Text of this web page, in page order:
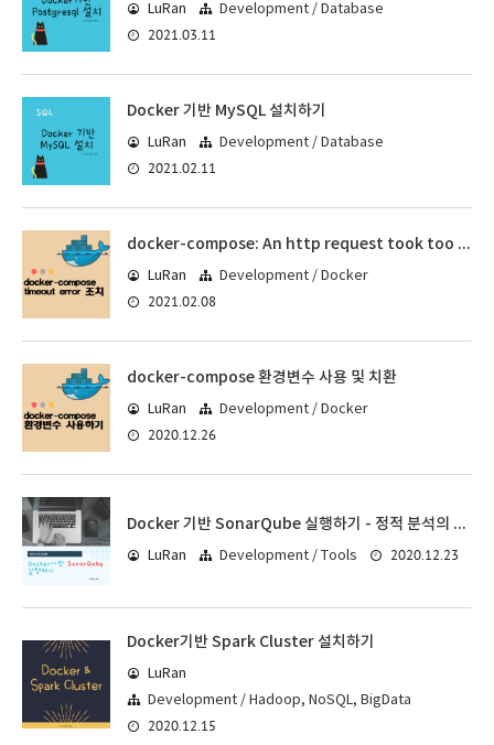
LuRan Development / Database
2021.03.11
Docker 기반 MySQL 설치하기
LuRan Development / Database
2021.02.11
docker-compose: An http request took too long to complete 에러?
LuRan Development / Docker
2021.02.08
docker-compose 환경변수 사용 및 치환
LuRan Development / Docker
2020.12.26
Docker 기반 SonarQube 실행하기 - 정적 분석의 준비
LuRan Development / Tools 2020.12.23
Docker기반 Spark Cluster 설치하기
LuRan
Development / Hadoop, NoSQL, BigData
2020.12.15